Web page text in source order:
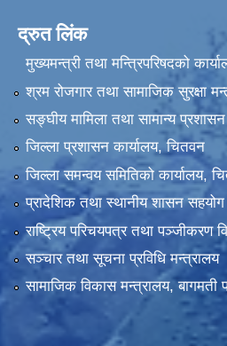
द्रुत लिंक
मुख्यमन्त्री तथा मन्त्रिपरिषदको
श्रम रोजगार तथा सामाजिक सुरक्षा
सङ्‍घीय मामिला तथा सामान्य
जिल्ला प्रशासन कार्यालय, चितवन
जिल्ला समन्वय समितिको कार्यालय,
प्रादेशिक तथा स्थानीय शासन सहयोग
राष्ट्रिय परिचयपत्र तथा पञ्‍जीकरण
सञ्‍चार तथा सूचना प्रविधि मन्त्रालय
सामाजिक विकास मन्त्रालय, बागमती